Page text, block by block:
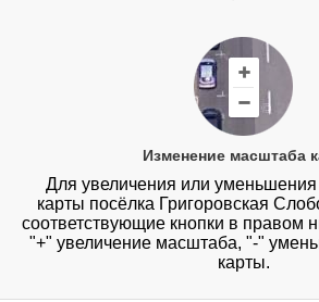
Изменение масштаба
Для увеличения или
карты посёлка Григоровская
соответствующие кнопки в правом
"+" увеличение масштаба, "-"
карты.